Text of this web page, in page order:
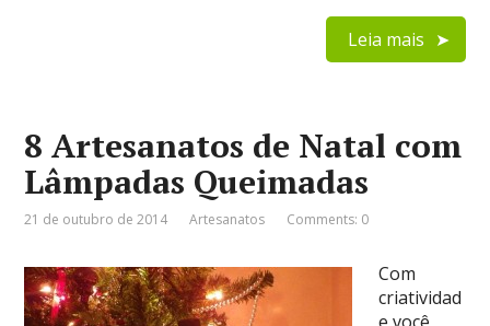
Leia mais
8 Artesanatos de Natal com
Lâmpadas Queimadas
21 de outubro de 2014 Artesanatos Comments: 0
Com
criatividad